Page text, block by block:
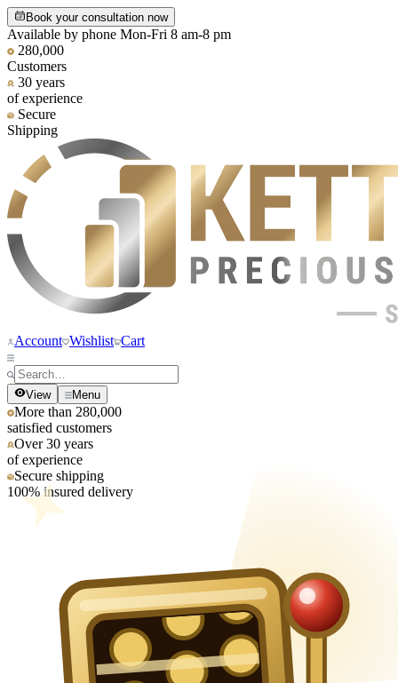
Book your consultation now
Available by phone Mon-Fri 8 am-8 pm
280,000
Customers
30 years
of experience
Secure
Shipping
Account Wishlist Cart
View Menu
More than 280,000
satisfied customers
Over 30 years
of experience
Secure shipping
100% insured delivery